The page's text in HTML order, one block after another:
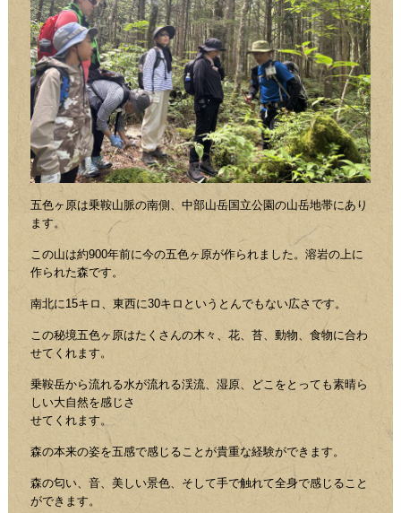
五色ヶ原は乗鞍山脈の南側、中部山岳国立公園の山岳地帯にあり
ます。
この山は約900年前に今の五色ヶ原が作られました。溶岩の上に
作られた森です。
南北に15キロ、東西に30キロというとんでもない広さです。
この秘境五色ヶ原はたくさんの木々、花、苔、動物、食物に合わ
せてくれます。
乗鞍岳から流れる水が流れる渓流、湿原、どこをとっても素晴ら
しい大自然を感じさ
せてくれます。
森の本来の姿を五感で感じることが貴重な経験ができます。
森の匂い、音、美しい景色、そして手で触れて全身で感じること
ができます。